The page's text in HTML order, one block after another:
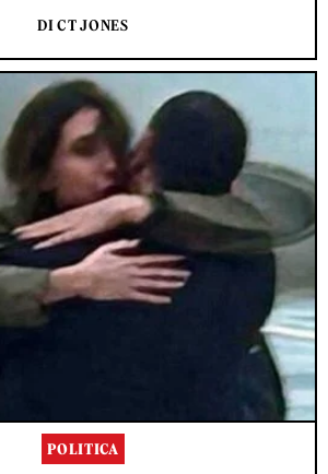
DI CT JONES
POLITICA